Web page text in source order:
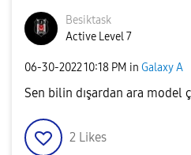
Besiktask
Active Level 7
‎06-30-202210:18 PM in Galaxy A
Sen bilin dışardan ara model
2 Likes